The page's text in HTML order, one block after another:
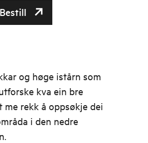
Bestill
og høge istårn som
kva ein bre
rekk å oppsøkje dei
i den nedre